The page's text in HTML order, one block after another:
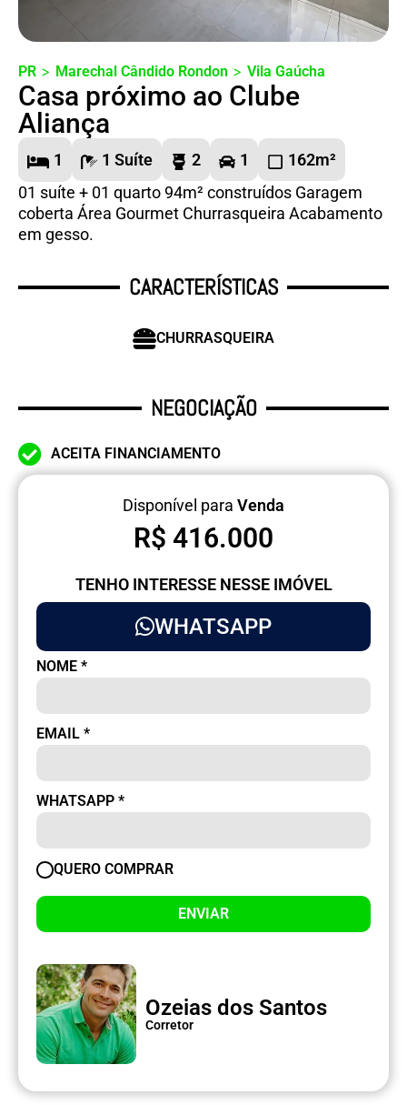
PR > Marechal Cândido Rondon > Vila Gaúcha
Casa próximo ao Clube
Aliança
1 1 Suíte 2 1
162m²
01 suíte + 01 quarto 94m² construídos Garagem
coberta Área Gourmet Churrasqueira Acabamento
em gesso.
CARACTERÍSTICAS
CHURRASQUEIRA
NEGOCIAÇÃO
ACEITA FINANCIAMENTO
Disponível para Venda
R$ 416.000
TENHO INTERESSE NESSE IMÓVEL
WHATSAPP
NOME *
EMAIL *
WHATSAPP *
QUERO COMPRAR
ENVIAR
Ozeias dos Santos
Corretor